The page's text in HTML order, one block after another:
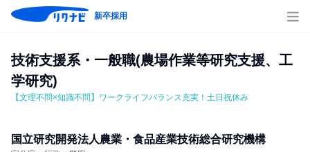
新卒採用
技術支援系・一般職(農場作業等研究支援、工
学研究)
【文理不問×知識不問】ワークライフバランス充実！土日祝休み
国立研究開発法人農業・食品産業技術総合研究機構